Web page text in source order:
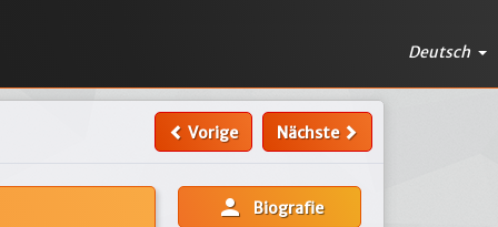
Deutsch
Vorige Nächste
person Biografie